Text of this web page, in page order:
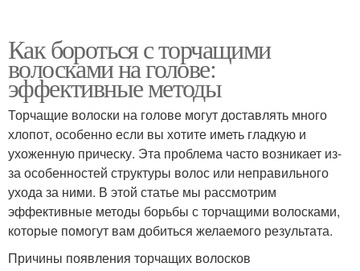
Как бороться с торчащими
волосками на голове:
эффективные методы
Торчащие волоски на голове могут доставлять много
хлопот, особенно если вы хотите иметь гладкую и
ухоженную прическу. Эта проблема часто возникает из-
за особенностей структуры волос или неправильного
ухода за ними. В этой статье мы рассмотрим
эффективные методы борьбы с торчащими волосками,
которые помогут вам добиться желаемого результата.
Причины появления торчащих волосков